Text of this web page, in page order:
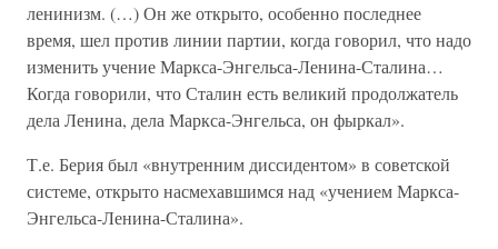
ленинизм. (…) Он же открыто, особенно последнее
время, шел против линии партии, когда говорил, что надо
изменить учение Маркса-Энгельса-Ленина-Сталина…
Когда говорили, что Сталин есть великий продолжатель
дела Ленина, дела Маркса-Энгельса, он фыркал».
Т.е. Берия был «внутренним диссидентом» в советской
системе, открыто насмехавшимся над «учением Маркса-
Энгельса-Ленина-Сталина».